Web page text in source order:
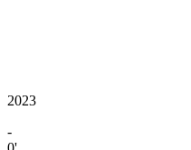
2023
-